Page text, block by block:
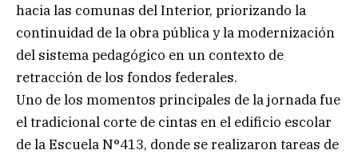
hacia las comunas del Interior, priorizando la
continuidad de la obra pública y la modernización
del sistema pedagógico en un contexto de
retracción de los fondos federales.
Uno de los momentos principales de la jornada fue
el tradicional corte de cintas en el edificio escolar
de la Escuela N°413, donde se realizaron tareas de